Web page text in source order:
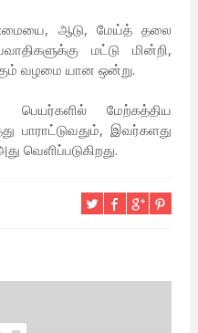
ஆடு, மேய்த் தலை
மட்டு மின்றி,
வழமை யான ஒன்று.
மேற்கத்திய
பாராட்டுவதும், இவர்களது
வெளிப்படுகிறது.